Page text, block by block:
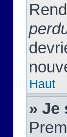
Haut
» Je